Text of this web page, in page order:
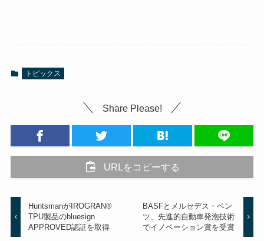
トピックス
Share Please!
URLをコピーする
HuntsmanがIROGRAN®
TPU製品のbluesign
APPROVED認証を取得
BASFとメルセデス・ベン
ツ、先進的自動車発泡技術
でイノベーション賞を受賞